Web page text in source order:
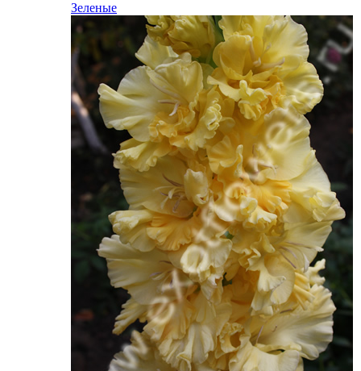
Зеленые